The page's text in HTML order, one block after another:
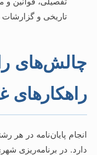
تاریخی و
چالش‌های
راهکارهای
انجام پایان‌نامه در هر
دارد. در برنامه‌ریزی